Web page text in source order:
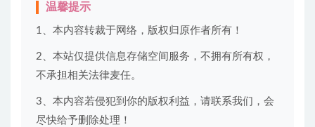
温馨提示
1、本内容转裁于网络，版权归原作者所有！
2、本站仅提供信息存储空间服务，不拥有所有权，
不承担相关法律麦任。
3、本内容若侵犯到你的版权利益，请联系我们，会
尽快给予删除处理！